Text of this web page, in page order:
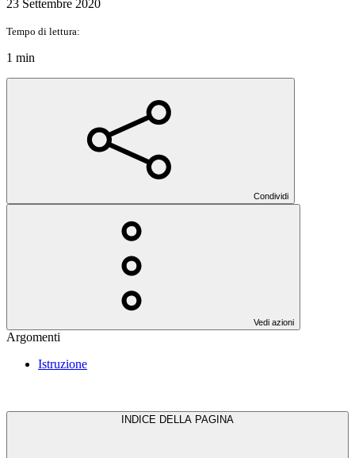
23 Settembre 2020
Tempo di lettura:
1 min
Condividi
Vedi azioni
Argomenti
Istruzione
INDICE DELLA PAGINA